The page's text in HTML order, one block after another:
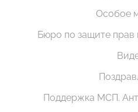
Особое
Бюро по защите прав
Поддержка МСП.